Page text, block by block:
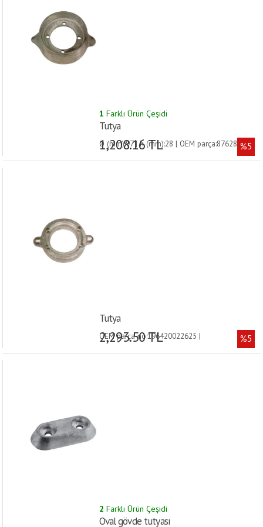
1 Farklı Ürün Çeşidi
Tutya
Ø (mm):97 | h (mm):28 | OEM parça:876286 |
1,208.16 TL %5
Tutya
OEM parça no:196420022625 |
2,293.50 TL %5
2 Farklı Ürün Çeşidi
Oval gövde tutyası